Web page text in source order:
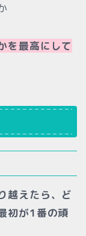
を最高にして
越えたら、ど
初が1番の頑